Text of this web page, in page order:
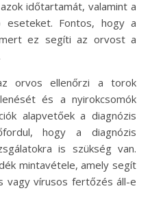
időtartamát, valamint a
eseteket. Fontos, hogy a
ez segíti az orvost a
orvos ellenőrzi a torok
és a nyirokcsomók
alapvetőek a diagnózis
hogy a diagnózis
is szükség van.
mintavétele, amely segít
vagy vírusos fertőzés áll-e